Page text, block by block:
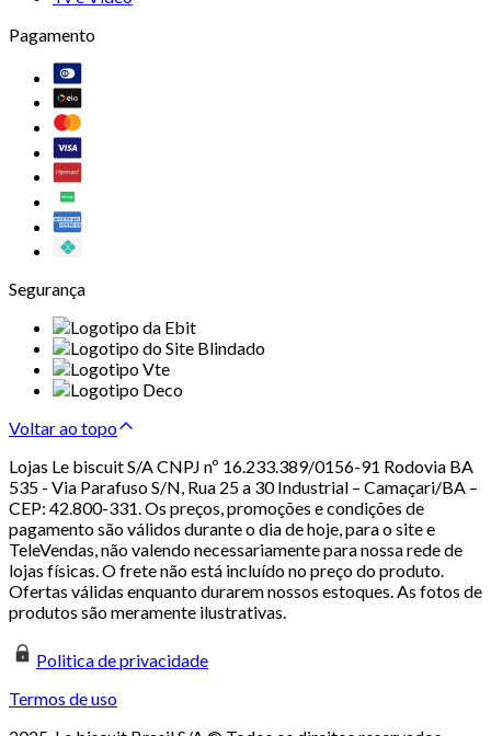
Pagamento
Segurança
Voltar ao topo
Lojas Le biscuit S/A CNPJ nº 16.233.389/0156-91 Rodovia BA
535 - Via Parafuso S/N, Rua 25 a 30 Industrial – Camaçari/BA –
CEP: 42.800-331. Os preços, promoções e condições de
pagamento são válidos durante o dia de hoje, para o site e
TeleVendas, não valendo necessariamente para nossa rede de
lojas físicas. O frete não está incluído no preço do produto.
Ofertas válidas enquanto durarem nossos estoques. As fotos de
produtos são meramente ilustrativas.
Politica de privacidade
Termos de uso